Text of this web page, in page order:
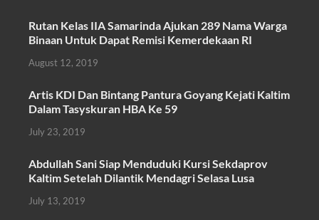
b
o
o
k
er
A
p
Rutan Kelas IIA Samarinda Ajukan 289 Nama Warga
Binaan Untuk Dapat Remisi Kemerdekaan RI
August 12, 2019
Artis KDI Dan Bintang Pantura Goyang Kejati Kaltim
Dalam Tasyskuran HBA Ke 59
July 23, 2019
Abdullah Sani Siap Menduduki Kursi Sekdaprov
Kaltim Setelah Dilantik Mendagri Selasa Lusa
July 13, 2019